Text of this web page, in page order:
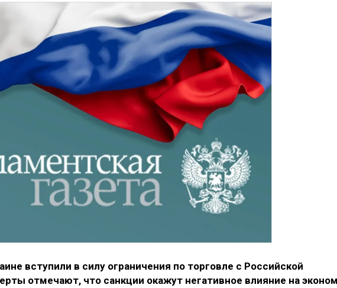
вступили в силу ограничения по торговле с Российской
отмечают, что санкции окажут негативное влияние на